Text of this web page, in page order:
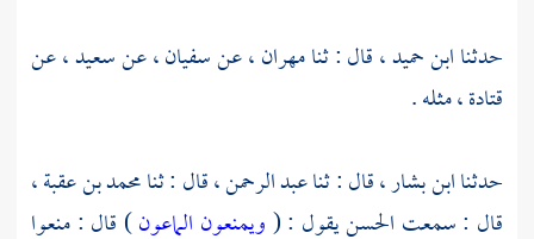
حدثناابن حميد ،قال : ثنامهران ،عنسفيان ،عنسعيد ،عن
قتادة، مثله .
حدثناابن بشار، قال : ثناعبد الرحمن، قال : ثنامحمد بن عقبة،
قال : سمعت الحسنيقول : (ويمنعون الماعون) قال : منعوا